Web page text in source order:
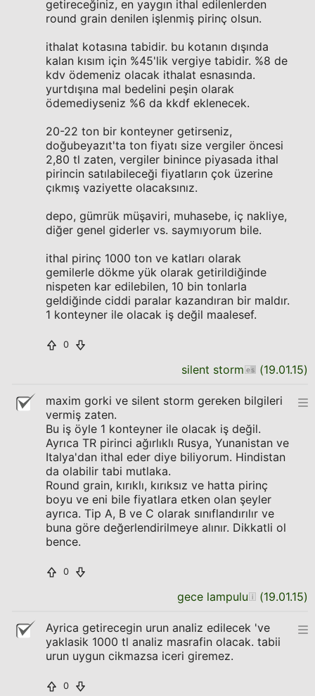
getireceğiniz, en yaygın ithal edilenlerden
round grain denilen işlenmiş pirinç olsun.
ithalat kotasına tabidir. bu kotanın dışında
kalan kısım için %45'lik vergiye tabidir. %8 de
kdv ödemeniz olacak ithalat esnasında.
yurtdışına mal bedelini peşin olarak
ödemediyseniz %6 da kkdf eklenecek.
20-22 ton bir konteyner getirseniz,
doğubeyazıt'ta ton fiyatı size vergiler öncesi
2,80 tl zaten, vergiler binince piyasada ithal
pirincin satılabileceği fiyatların çok üzerine
çıkmış vaziyette olacaksınız.
depo, gümrük müşaviri, muhasebe, iç nakliye,
diğer genel giderler vs. saymıyorum bile.
ithal pirinç 1000 ton ve katları olarak
gemilerle dökme yük olarak getirildiğinde
nispeten kar edilebilen, 10 bin tonlarla
geldiğinde ciddi paralar kazandıran bir maldır.
1 konteyner ile olacak iş değil maalesef.
0
silent storm (19.01.15)
maxim gorki ve silent storm gereken bilgileri
vermiş zaten.
Bu iş öyle 1 konteyner ile olacak iş değil.
Ayrıca TR pirinci ağırlıklı Rusya, Yunanistan ve
Italya'dan ithal eder diye biliyorum. Hindistan
da olabilir tabi mutlaka.
Round grain, kırıklı, kırıksız ve hatta pirinç
boyu ve eni bile fiyatlara etken olan şeyler
ayrıca. Tip A, B ve C olarak sınıflandırılır ve
buna göre değerlendirilmeye alınır. Dikkatli ol
bence.
0
gece lampulu (19.01.15)
Ayrica getirecegin urun analiz edilecek 've
yaklasik 1000 tl analiz masrafin olacak. tabii
urun uygun cikmazsa iceri giremez.
0